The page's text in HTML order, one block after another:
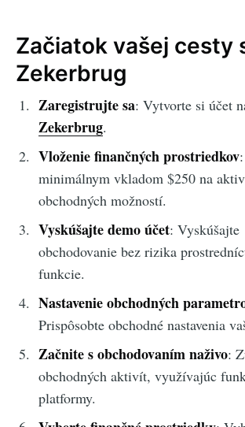
Začiatok vašej cesty
Zekerbrug
Zaregistrujte sa: Vytvorte si účet
Zekerbrug.
Vloženie finančných prostriedkov
minimálnym vkladom $250 na
obchodných možností.
Vyskúšajte demo účet: Vyskúšajte
obchodovanie bez rizika
funkcie.
Nastavenie obchodných
Prispôsobte obchodné nastavenia
Začnite s obchodovaním naživo:
obchodných aktivít, využívajúc
platformy.